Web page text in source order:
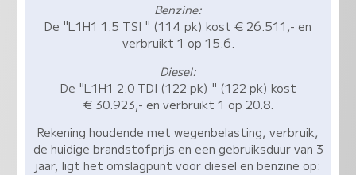
Benzine:
De "L1H1 1.5 TSI " (114 pk) kost € 26.511,- en
verbruikt 1 op 15.6.
Diesel:
De "L1H1 2.0 TDI (122 pk) " (122 pk) kost
€ 30.923,- en verbruikt 1 op 20.8.
Rekening houdende met wegenbelasting, verbruik,
de huidige brandstofprijs en een gebruiksduur van 3
jaar, ligt het omslagpunt voor diesel en benzine op: